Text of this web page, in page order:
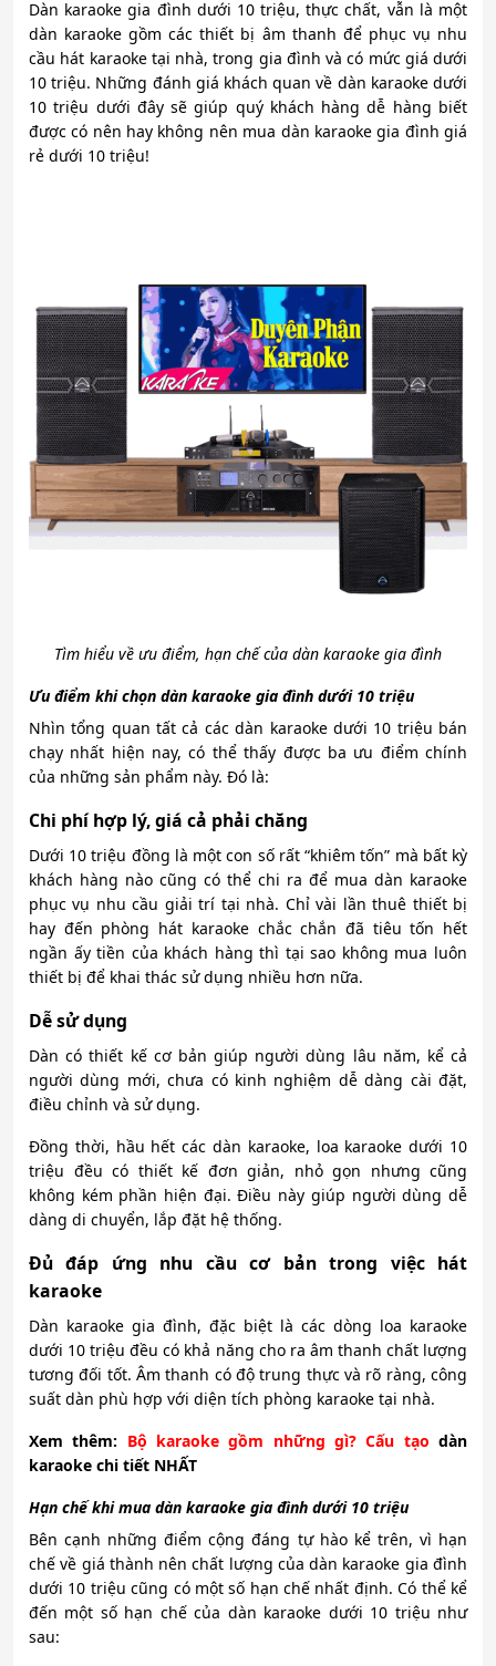
Dàn karaoke gia đình dưới 10 triệu, thực chất, vẫn là một
dàn karaoke gồm các thiết bị âm thanh để phục vụ nhu
cầu hát karaoke tại nhà, trong gia đình và có mức giá dưới
10 triệu. Những đánh giá khách quan về dàn karaoke dưới
10 triệu dưới đây sẽ giúp quý khách hàng dễ hàng biết
được có nên hay không nên mua dàn karaoke gia đình giá
rẻ dưới 10 triệu!
Tìm hiểu về ưu điểm, hạn chế của dàn karaoke gia đình
Ưu điểm khi chọn dàn karaoke gia đình dưới 10 triệu
Nhìn tổng quan tất cả cácdàn karaoke dưới 10 triệu bán
chạy nhất hiện nay, có thể thấy được ba ưu điểm chính
của những sản phẩm này. Đó là:
Chi phí hợp lý, giá cả phải chăng
Dưới 10 triệu đồng là một con số rất “khiêm tốn” mà bất kỳ
khách hàng nào cũng có thể chi ra để mua dàn karaoke
phục vụ nhu cầu giải trí tại nhà. Chỉ vài lần thuê thiết bị
hay đến phòng hát karaoke chắc chắn đã tiêu tốn hết
ngần ấy tiền của khách hàng thì tại sao không mua luôn
thiết bị để khai thác sử dụng nhiều hơn nữa.
Dễ sử dụng
Dàn có thiết kế cơ bản giúp người dùng lâu năm, kể cả
người dùng mới, chưa có kinh nghiệm dễ dàng cài đặt,
điều chỉnh và sử dụng.
Đồng thời, hầu hết các dàn karaoke, loa karaoke dưới 10
triệu đều có thiết kế đơn giản, nhỏ gọn nhưng cũng
không kém phần hiện đại. Điều này giúp người dùng dễ
dàng di chuyển, lắp đặt hệ thống.
Đủ đáp ứng nhu cầu cơ bản trong việc hát
karaoke
Dàn karaoke gia đình, đặc biệt là các dòng loa karaoke
dưới 10 triệu đều có khả năng cho ra âm thanh chất lượng
tương đối tốt. Âm thanh có độ trung thực và rõ ràng, công
suất dàn phù hợp với diện tích phòng karaoke tại nhà.
Xem thêm: Bộ karaoke gồm những gì? Cấu tạo dàn
karaoke chi tiết NHẤT
Hạn chế khi mua dàn karaoke gia đình dưới 10 triệu
Bên cạnh những điểm cộng đáng tự hào kể trên, vì hạn
chế về giá thành nên chất lượng củadàn karaoke gia đình
dưới 10 triệu cũng có một số hạn chế nhất định. Có thể kể
đến một số hạn chế của dàn karaoke dưới 10 triệu như
sau: